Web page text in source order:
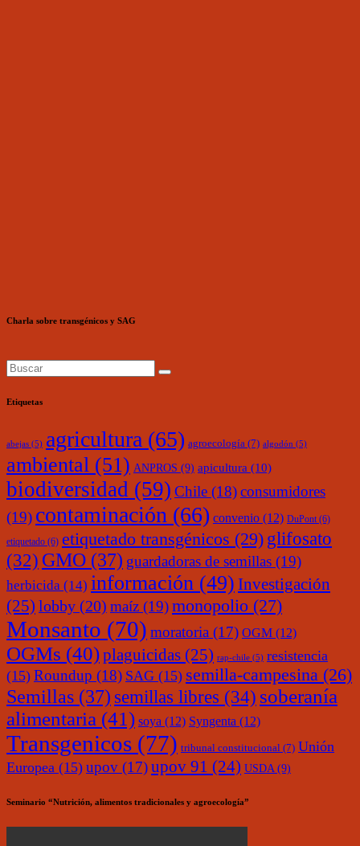
Charla sobre transgénicos y SAG
Etiquetas
abejas (5) agricultura (65) agroecología (7) algodón (5)
ambiental (51) ANPROS (9) apicultura (10)
biodiversidad (59) Chile (18)consumidores
(19) contaminación (66) convenio (12) DuPont (6)
etiquetado (6) etiquetado transgénicos (29) glifosato
(32) GMO (37) guardadoras de semillas (19)
herbicida (14) información (49) Investigación
(25) lobby (20) maíz (19)monopolio (27)
Monsanto (70) moratoria (17) OGM (12)
OGMs (40)plaguicidas (25) rap-chile (5) resistencia
(15) Roundup (18) SAG (15) semilla-campesina (26)
Semillas (37) semillas libres (34) soberanía
alimentaria (41) soya (12) Syngenta (12)
Transgenicos (77) tribunal constitucional (7) Unión
Europea (15) upov (17)upov 91 (24) USDA (9)
Seminario “Nutrición, alimentos tradicionales y agroecología”